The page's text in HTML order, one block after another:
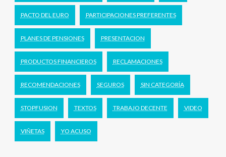
PACTO DEL EURO PARTICIPACIONES PREFERENTES
PLANES DE PENSIONES PRESENTACION
PRODUCTOS FINANCIEROS RECLAMACIONES
RECOMENDACIONES SEGUROS SIN CATEGORÍA
STOPFUSION TEXTOS TRABAJO DECENTE VIDEO
VIÑETAS YO ACUSO